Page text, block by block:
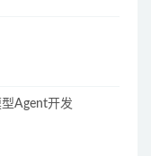
Agent开发